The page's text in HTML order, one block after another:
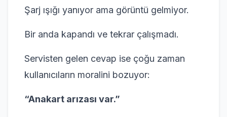
Şarj ışığı yanıyor ama görüntü gelmiyor.
Bir anda kapandı ve tekrar çalışmadı.
Servisten gelen cevap ise çoğu zaman
kullanıcıların moralini bozuyor:
“Anakart arızası var.”